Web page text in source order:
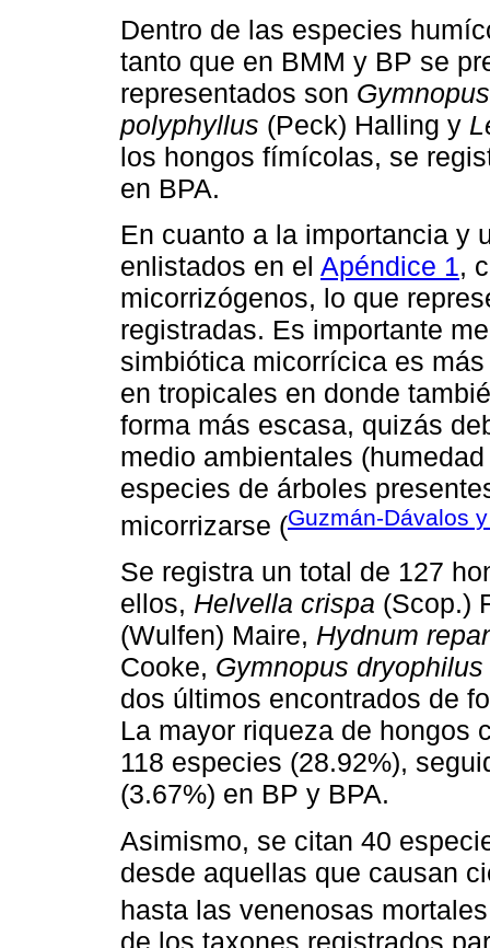
Dentro de las especies
tanto que en BMM y BP se
representados son
polyphyllus (Peck) Halling y
los hongos fímícolas, se
en BPA.
En cuanto a la importancia y
enlistados en el Apéndice 1,
micorrizógenos, lo que
registradas. Es importante
simbiótica micorrícica es
en tropicales en donde
forma más escasa, quizás
medio ambientales
especies de árboles
micorrizarse (Guzmán-Dávalos
Se registra un total de 127
ellos, Helvella crispa (Scop.)
(Wulfen) Maire, Hydnum
Cooke, Gymnopus dryophilus
dos últimos encontrados de
La mayor riqueza de hongos
118 especies (28.92%),
(3.67%) en BP y BPA.
Asimismo, se citan 40
desde aquellas que causan
hasta las venenosas
de los taxones registrados